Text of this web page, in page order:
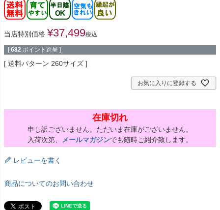
当店特別価格 ¥37,499税込
[ 682 ポイント進呈 ]
送料パターン 260サイズ
お気に入りに登録する
在庫切れ
申し訳ございません。ただいま在庫がございません。
入荷次第、
メールマガジンでも随時ご紹介致します。
レビューを書く
商品についてのお問い合わせ